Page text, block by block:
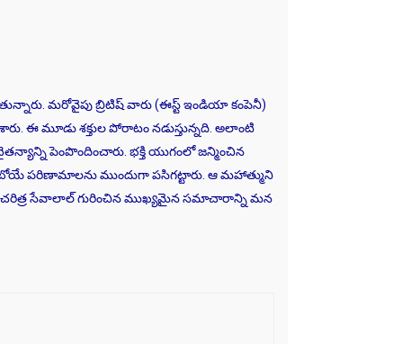
మరోవైపు బ్రిటిష్ వారు (ఈస్ట్ ఇండియా కంపెనీ)
ఈ మూడు శక్తుల పోరాటం నడుస్తున్నది. అలాంటి
పెంపొందించారు. భక్తి యుగంలో జన్మించిన
పరిణామాలను ముందుగా పసిగట్టారు. ఆ మహాత్ముని
చరిత్ర సేవాలాల్ గురించిన ముఖ్యమైన సమాచారాన్ని మన